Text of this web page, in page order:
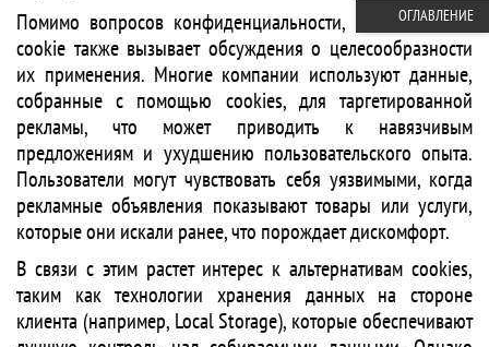
Помимо вопросов конфиденциальности, использование
cookie также вызывает обсуждения о целесообразности
их применения. Многие компании используют данные,
собранные с помощью cookies, для таргетированной
рекламы, что может приводить к навязчивым
предложениям и ухудшению пользовательского опыта.
Пользователи могут чувствовать себя уязвимыми, когда
рекламные объявления показывают товары или услуги,
которые они искали ранее, что порождает дискомфорт.
В связи с этим растет интерес к альтернативам cookies,
таким как технологии хранения данных на стороне
клиента (например, Local Storage), которые обеспечивают
ОГЛАВЛЕНИЕ